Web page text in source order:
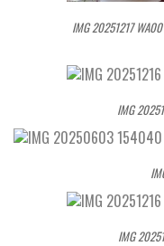
IMG 20251217
IMG
IMG